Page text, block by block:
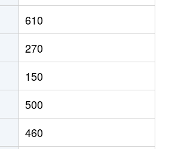
610
270
150
500
460